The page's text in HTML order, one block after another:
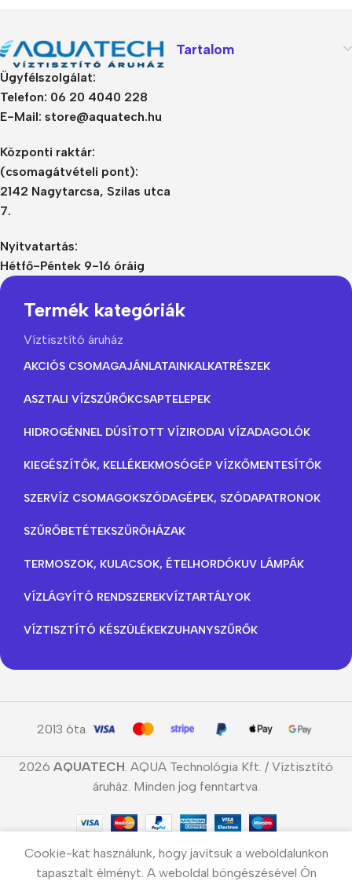
Ügyfélszolgálat:
Telefon: 06 20 4040 228
E-Mail: store@aquatech.hu
Központi raktár:
(csomagátvételi pont):
2142 Nagytarcsa, Szilas utca
7.
Nyitvatartás:
Hétfő-Péntek 9-16 óráig
Tartalom
Termék kategóriák
Víztisztító áruház
AKCIÓS CSOMAGAJÁNLATAINKALKATRÉSZEK
ASZTALI VÍZSZŰRŐKCSAPTELEPEK
HIDROGÉNNEL DÚSÍTOTT VÍZIRODAI VÍZADAGOLÓK
KIEGÉSZÍTŐK, KELLÉKEKMOSÓGÉP VÍZKŐMENTESÍTŐK
SZERVÍZ CSOMAGOKSZÓDAGÉPEK, SZÓDAPATRONOK
SZŰRŐBETÉTEKSZŰRŐHÁZAK
TERMOSZOK, KULACSOK, ÉTELHORDÓKUV LÁMPÁK
VÍZLÁGYÍTÓ RENDSZEREKVÍZTARTÁLYOK
VÍZTISZTÍTÓ KÉSZÜLÉKEKZUHANYSZŰRŐK
2013 óta.
2026 AQUATECH. AQUA Technológia Kft. / Víztisztító
áruház. Minden jog fenntartva.
Cookie-kat használunk, hogy javítsuk a weboldalunkon
tapasztalt élményt. A weboldal böngészésével Ön